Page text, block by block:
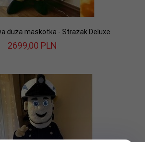
duża maskotka - Strażak Deluxe
2699,00 PLN